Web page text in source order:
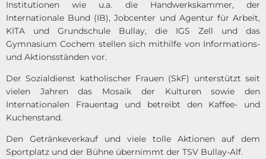
Institutionen wie u.a. die Handwerkskammer, der
Internationale Bund (IB), Jobcenter und Agentur für Arbeit,
KITA und Grundschule Bullay, die IGS Zell und das
Gymnasium Cochem stellen sich mithilfe von Informations-
und Aktionsständen vor.
Der Sozialdienst katholischer Frauen (SkF) unterstützt seit
vielen Jahren das Mosaik der Kulturen sowie den
Internationalen Frauentag und betreibt den Kaffee- und
Kuchenstand.
Den Getränkeverkauf und viele tolle Aktionen auf dem
Sportplatz und der Bühne übernimmt der TSV Bullay-Alf.